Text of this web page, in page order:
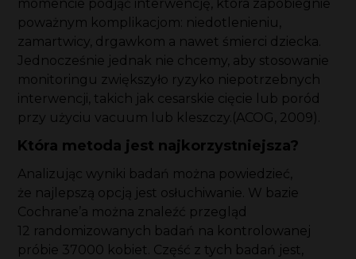
momencie podjąć interwencję, która zapobiegnie
poważnym komplikacjom: niedotlenieniu,
zamartwicy, drgawkom a nawet śmierci dziecka.
Jednocześnie jednak nie chcemy, aby stosowanie
monitoringu zwiększyło ryzyko niepotrzebnych
interwencji, takich jak cesarskie cięcie lub poród
przy użyciu vacuum lub kleszczy.(ACOG, 2009).
Która metoda jest najkorzystniejsza?
Analizując wyniki badań można powiedzieć,
że najlepszą opcją jest osłuchiwanie. W bazie
Cochrane’a można znaleźć przegląd
12 randomizowanych badań na kontrolowanej
próbie 37000 kobiet. Część z tych badań jest,